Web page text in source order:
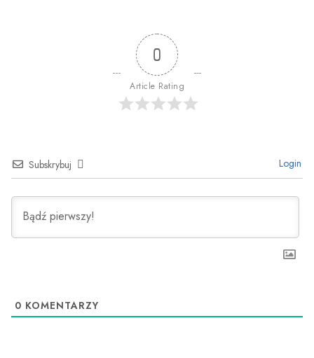
0
Article Rating
Subskrybuj Login
0 KOMENTARZY